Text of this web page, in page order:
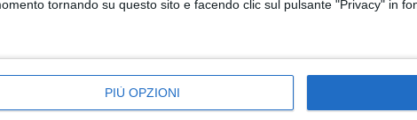
tornando su questo sito e facendo clic sul pulsante "Privacy" in
PIÙ OPZIONI
di finanziamento del Pnrr: «Dopo la candidatura tutti gli
e faticoso per raggiungere l'obiettivo. Noi aggiungiamo un
a Bisceglie, i principi di uguaglianza e di pari opportunità
il dopo di noi si costruisce con il durante noi, e questi tirocini
tessuto commerciale. La comunità circolare significa far
e poi con le aziende private, senza le quali non potremmo